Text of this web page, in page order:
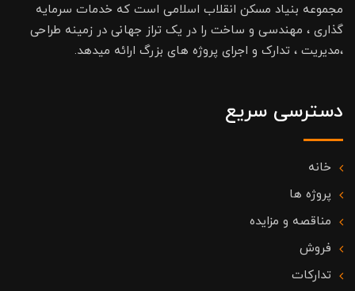
مجموعه بنیاد مسکن انقلاب اسلامی است که خدمات سرمایه
گذاری ، مهندسی و ساخت را در یک تراز جهانی در زمینه طراحی
،مدیریت ، تدارک و اجرای پروژه های بزرگ ارائه میدهد.
دسترسی سریع
خانه
پروژه ها
مناقصه و مزایده
فروش
تدارکات